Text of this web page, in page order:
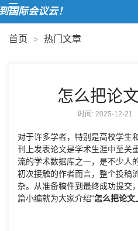
首页 > 热门文章
怎么把论
时间: 2025-12-21
对于许多学者，特别是高校学生
刊上发表论文是学术生涯中至关
流的学术数据库之一，是不少人
初次接触的作者而言，整个投稿
杂。从准备稿件到最终成功提交
篇小编就为大家介绍“怎么把论文